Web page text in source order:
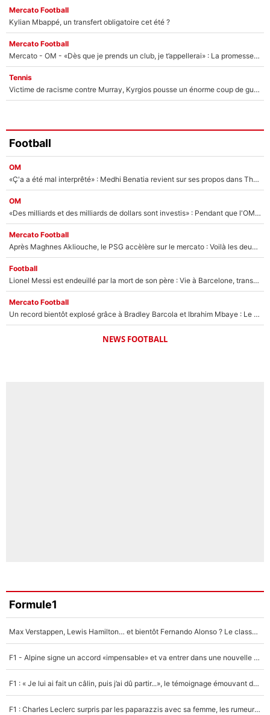
Mercato Football
Kylian Mbappé, un transfert obligatoire cet été ?
Mercato Football
Mercato - OM - «Dès que je prends un club, je t’appellerai» : La promesse de Marcelino au moment de claquer la porte
Tennis
Victime de racisme contre Murray, Kyrgios pousse un énorme coup de gueule !
Football
OM
«Ç'a a été mal interprêté» : Medhi Benatia revient sur ses propos dans The Bridge et précise ses conditions pour rejoindre le PSG !
OM
«Des milliards et des milliards de dollars sont investis» : Pendant que l'OM est en pleine crise financière, Frank McCourt lance un nouveau projet à 260M€ !
Mercato Football
Après Maghnes Akliouche, le PSG accèlère sur le mercato : Voilà les deux nouvelles recrues qui vont signer la semaine prochaine ?
Football
Lionel Messi est endeuillé par la mort de son père : Vie à Barcelone, transfert au PSG... voilà comment Jorge Messi a joué un rôle essentiel dans sa carrière !
Mercato Football
Un record bientôt explosé grâce à Bradley Barcola et Ibrahim Mbaye : Le PSG sur le point de réaliser un mercato historique ?
NEWS FOOTBALL
Formule1
Max Verstappen, Lewis Hamilton… et bientôt Fernando Alonso ? Le classement des pilotes les mieux payés en Formule 1 risque de changer !
F1 - Alpine signe un accord «impensable» et va entrer dans une nouvelle dimension : Grande nouvelle pour Pierre Gasly !
F1 : « Je lui ai fait un câlin, puis j’ai dû partir...», le témoignage émouvant de Max Verstappen sur sa fille
F1 : Charles Leclerc surpris par les paparazzis avec sa femme, les rumeurs étaient vraies !